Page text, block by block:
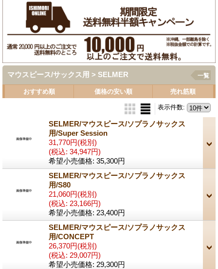
マウスピース/サックス用 > SELMER 一覧
おすすめ順 価格の安い順 売れ筋順
表示件数:
SELMER/マウスピース/ソプラノサックス
用/Super Session
31,770円(税別)
(税込: 34,947円)
希望小売価格: 35,300円
SELMER/マウスピース/ソプラノサックス
用/S80
21,060円(税別)
(税込: 23,166円)
希望小売価格: 23,400円
SELMER/マウスピース/ソプラノサックス
用/CONCEPT
26,370円(税別)
(税込: 29,007円)
希望小売価格: 29,300円